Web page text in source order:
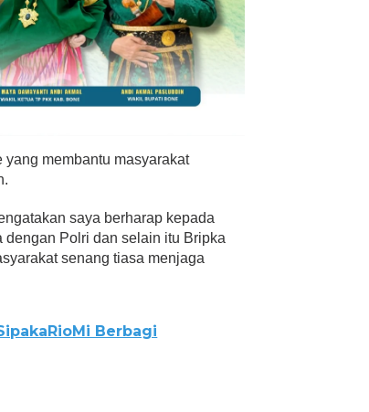
membantu masyarakat
saya berharap kepada
dengan Polri dan selain itu Bripka
senang tiasa menjaga
Berbagi